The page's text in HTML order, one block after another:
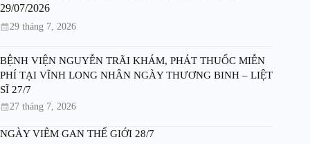
29/07/2026
29 tháng 7, 2026
BỆNH VIỆN NGUYỄN TRÃI KHÁM, PHÁT THUỐC MIỄN
PHÍ TẠI VĨNH LONG NHÂN NGÀY THƯƠNG BINH – LIỆT
SĨ 27/7
27 tháng 7, 2026
NGÀY VIÊM GAN THẾ GIỚI 28/7